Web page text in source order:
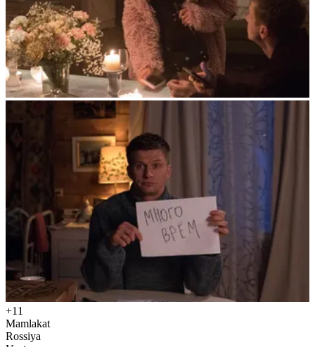
+11
Mamlakat
Rossiya